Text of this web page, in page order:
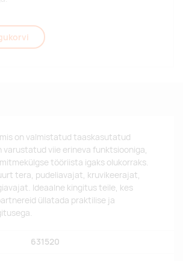
on valmistatud taaskasutatud
varustatud viie erineva funktsiooniga,
tööriista igaks olukorraks.
tera, pudeliavajat, kruvikeerajat,
Ideaalne kingitus teile, kes
üllatada praktilise ja
631520